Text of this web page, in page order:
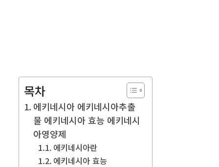
목차
에키네시아 에키네시아추출
물 에키네시아 효능 에키네시
아영양제
에키네시아란
에키네시아 효능